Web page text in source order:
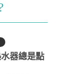
器總是點